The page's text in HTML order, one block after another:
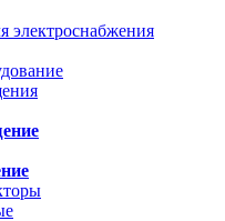
электроснабжения